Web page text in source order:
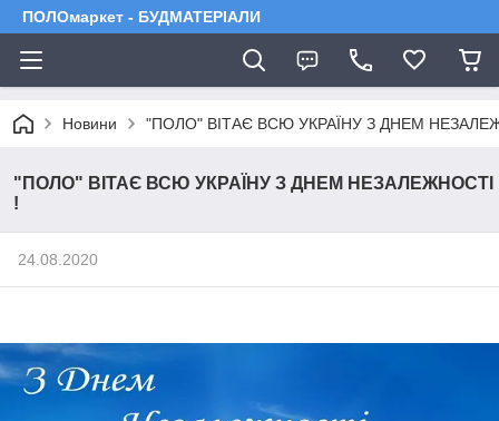
ПОЛОмаркет - БУДМАТЕРІАЛИ
Новини "ПОЛО" ВІТАЄ ВСЮ УКРАЇНУ З ДНЕМ
"ПОЛО" ВІТАЄ ВСЮ УКРАЇНУ З ДНЕМ НЕЗАЛЕЖНОСТІ
!
24.08.2020